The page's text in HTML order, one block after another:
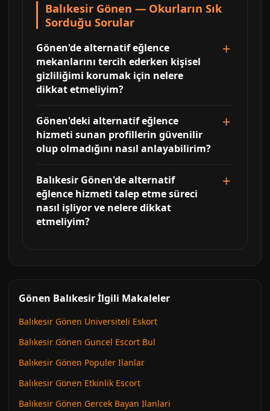
Balıkesir Gönen — Okurların Sık
Sorduğu Sorular
Gönen'de alternatif eğlence
mekanlarını tercih ederken kişisel
gizliliğimi korumak için nelere
dikkat etmeliyim?
Gönen'deki alternatif eğlence
hizmeti sunan profillerin güvenilir
olup olmadığını nasıl anlayabilirim?
Balıkesir Gönen'de alternatif
eğlence hizmeti talep etme süreci
nasıl işliyor ve nelere dikkat
etmeliyim?
Gönen Balıkesir İlgili Makaleler
Balıkesir Gönen Universiteli Eskort
Balıkesir Gönen Guncel Escort Bul
Balıkesir Gönen Populer Ilanlar
Balıkesir Gönen Etkinlik Escort
Balıkesir Gönen Gercek Bayan Ilanlari